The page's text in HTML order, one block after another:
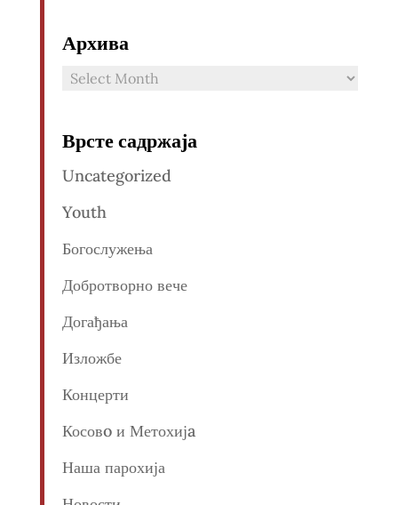
Архива
Архива
Врсте садржаја
Uncategorized
Youth
Богослужења
Добротворно вече
Догађања
Изложбе
Концерти
Косовo и Метохијa
Наша парохија